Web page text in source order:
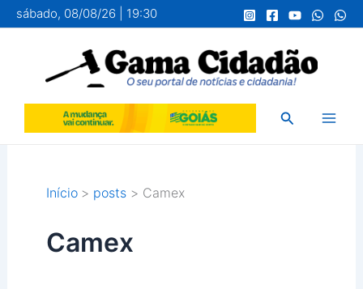
para
conteúdo
sábado, 08/08/26 | 19:30
Pesquisar
Início posts Camex
Camex